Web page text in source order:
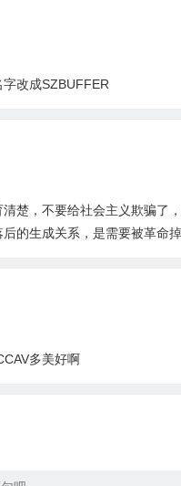
改成SZBUFFER
楚，不要给社会主义欺骗了
的生成关系，是需要被革命掉
多美好啊